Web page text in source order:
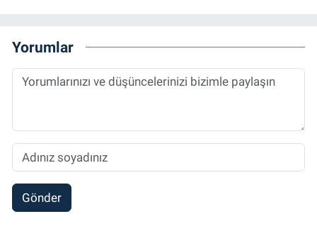
Yorumlar
Gönder